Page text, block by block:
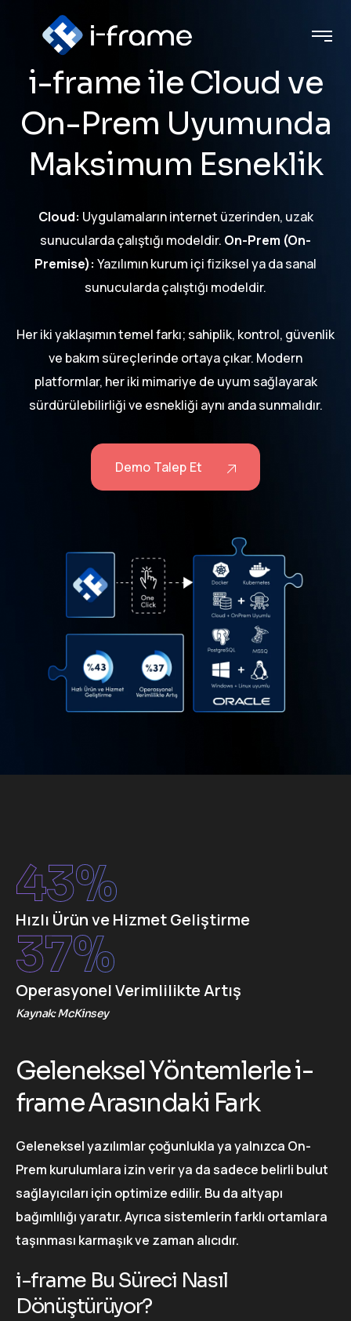
i-frame ile Cloud ve
On-Prem Uyumunda
Maksimum Esneklik
Cloud: Uygulamaların internet üzerinden, uzak
sunucularda çalıştığı modeldir. On-Prem (On-
Premise): Yazılımın kurum içi fiziksel ya da sanal
sunucularda çalıştığı modeldir.
Her iki yaklaşımın temel farkı; sahiplik, kontrol, güvenlik
ve bakım süreçlerinde ortaya çıkar. Modern
platformlar, her iki mimariye de uyum sağlayarak
sürdürülebilirliği ve esnekliği aynı anda sunmalıdır.
Demo Talep Et
Hızlı Ürün ve Hizmet Geliştirme
43%
Operasyonel Verimlilikte Artış
37%
Kaynak: McKinsey
Geleneksel Yöntemlerle i-
frame Arasındaki Fark
Geleneksel yazılımlar çoğunlukla ya yalnızca On-
Prem kurulumlara izin verir ya da sadece belirli bulut
sağlayıcıları için optimize edilir. Bu da altyapı
bağımlılığı yaratır. Ayrıca sistemlerin farklı ortamlara
taşınması karmaşık ve zaman alıcıdır.
i-frame Bu Süreci Nasıl
Dönüştürüyor?